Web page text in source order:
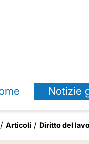
Notizie
Articoli Diritto del